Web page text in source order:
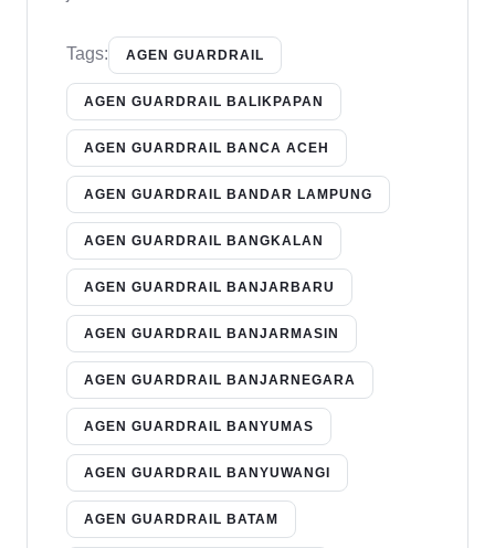
Tags: AGEN GUARDRAIL
AGEN GUARDRAIL BALIKPAPAN
AGEN GUARDRAIL BANCA ACEH
AGEN GUARDRAIL BANDAR LAMPUNG
AGEN GUARDRAIL BANGKALAN
AGEN GUARDRAIL BANJARBARU
AGEN GUARDRAIL BANJARMASIN
AGEN GUARDRAIL BANJARNEGARA
AGEN GUARDRAIL BANYUMAS
AGEN GUARDRAIL BANYUWANGI
AGEN GUARDRAIL BATAM